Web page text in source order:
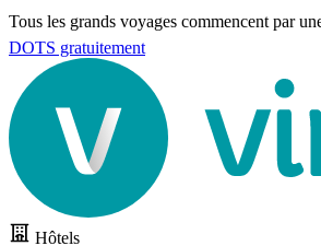
Tous les grands voyages commencent par
DOTS gratuitement
Hôtels